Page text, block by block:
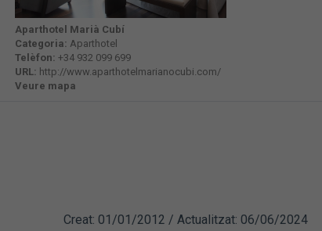
Aparthotel Marià Cubí
Categoria: Aparthotel
Telèfon: +34 932 099 699
URL: http://www.aparthotelmarianocubi.com/
Veure mapa
Creat: 01/01/2012 / Actualitzat: 06/06/2024